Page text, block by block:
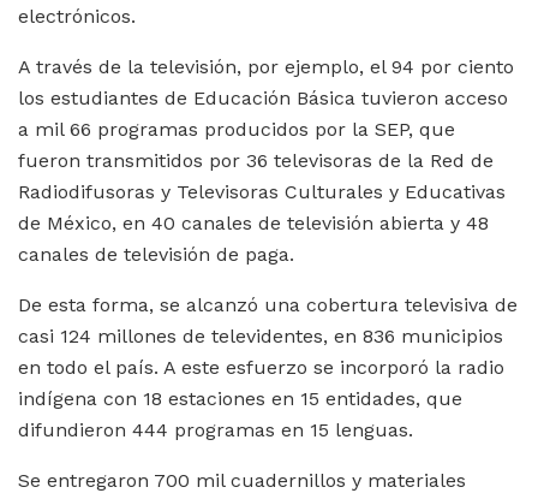
electrónicos.
A través de la televisión, por ejemplo, el 94 por ciento
los estudiantes de Educación Básica tuvieron acceso
a mil 66 programas producidos por la SEP, que
fueron transmitidos por 36 televisoras de la Red de
Radiodifusoras y Televisoras Culturales y Educativas
de México, en 40 canales de televisión abierta y 48
canales de televisión de paga.
De esta forma, se alcanzó una cobertura televisiva de
casi 124 millones de televidentes, en 836 municipios
en todo el país. A este esfuerzo se incorporó la radio
indígena con 18 estaciones en 15 entidades, que
difundieron 444 programas en 15 lenguas.
Se entregaron 700 mil cuadernillos y materiales